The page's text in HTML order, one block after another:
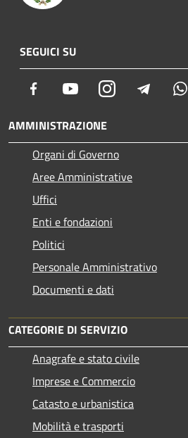
SEGUICI SU
Facebook YoutubeInstagram Telegram
AMMINISTRAZIONE
Organi di Governo
Aree Amministrative
Uffici
Enti e fondazioni
Politici
Personale Amministrativo
Documenti e dati
CATEGORIE DI SERVIZIO
Anagrafe e stato civile
Imprese e Commercio
Catasto e urbanistica
Mobilità e trasporti